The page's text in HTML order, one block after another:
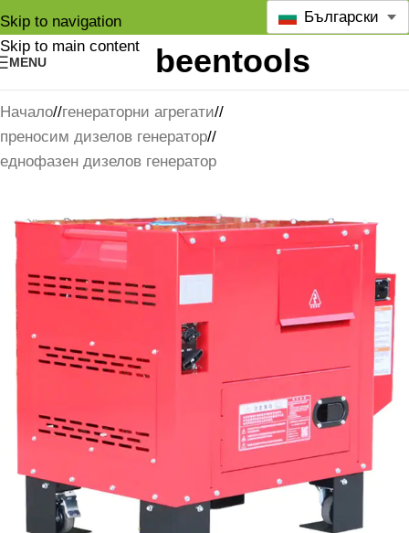
Skip to navigation
Skip to main content
MENU
Български
Начало/ генераторни агрегати/
преносим дизелов генератор/
еднофазен дизелов генератор